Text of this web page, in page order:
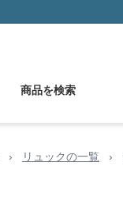
商品を検索
› リュックの一覧 ›